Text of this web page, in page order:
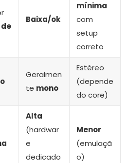
de
Baixa/ok
mínima
com
setup
correto
Geralmen
te mono
Estéreo
(depende
do core)
Alta
(hardwar
e
dedicado
Menor
(emulaçã
o)